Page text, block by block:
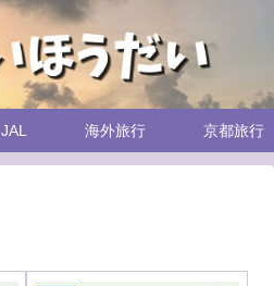
JAL 海外旅行 京都旅行